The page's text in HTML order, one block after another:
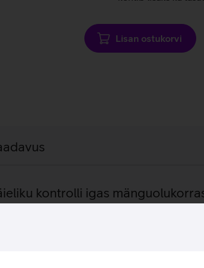
Lisan ostukorvi
kontrolli igas
koostöös e‑spordi tippmängijatega, et
mänguolukordades. Razer
Focus Pro 30K optiline sensor
ja mugavalt, võimaldades pikemaid